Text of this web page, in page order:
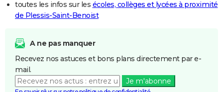
toutes les infos sur les écoles, collèges et lycées à proximité
de Plessis-Saint-Benoist
A ne pas manquer
Recevez nos astuces et bons plans directement par e-
mail.
Je m'abonne